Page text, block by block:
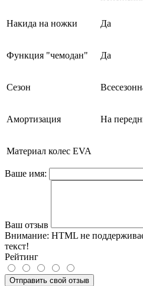
Накида на ножки Да
Функция "чемодан" Да
Сезон
Амортизация На
Материал колес EVA
Ваше имя:
Ваш отзыв
Внимание: HTML не
текст!
Рейтинг
Отправить свой отзыв